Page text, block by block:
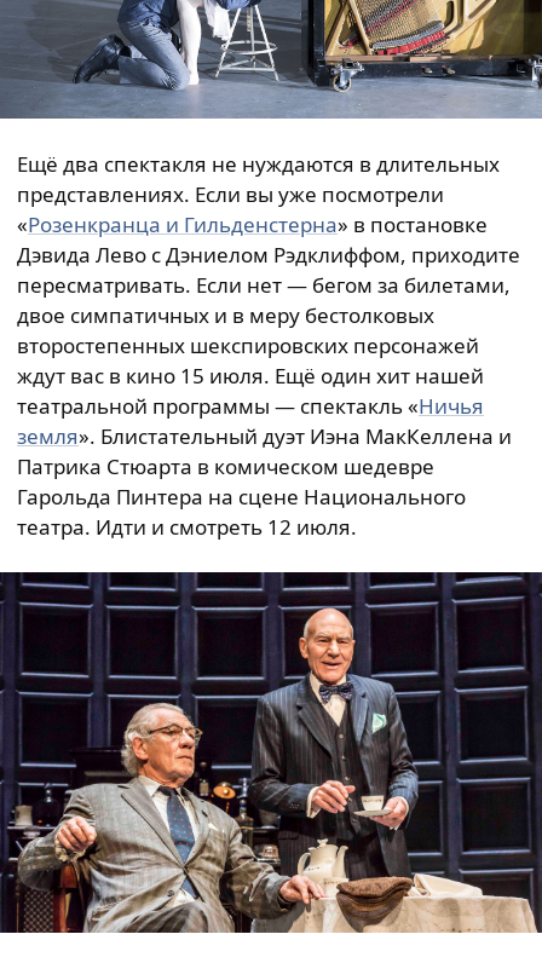
Ещё два спектакля не нуждаются в длительных
представлениях. Если вы уже посмотрели
«Розенкранца и Гильденстерна» в постановке
Дэвида Лево с Дэниелом Рэдклиффом, приходите
пересматривать. Если нет — бегом за билетами,
двое симпатичных и в меру бестолковых
второстепенных шекспировских персонажей
ждут вас в кино 15 июля. Ещё один хит нашей
театральной программы — спектакль «Ничья
земля». Блистательный дуэт Иэна МакКеллена и
Патрика Стюарта в комическом шедевре
Гарольда Пинтера на сцене Национального
театра. Идти и смотреть 12 июля.